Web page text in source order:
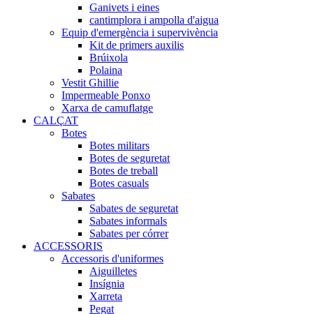
Ganivets i eines
cantimplora i ampolla d'aigua
Equip d'emergència i supervivència
Kit de primers auxilis
Brúixola
Polaina
Vestit Ghillie
Impermeable Ponxo
Xarxa de camuflatge
CALÇAT
Botes
Botes militars
Botes de seguretat
Botes de treball
Botes casuals
Sabates
Sabates de seguretat
Sabates informals
Sabates per córrer
ACCESSORIS
Accessoris d'uniformes
Aiguilletes
Insígnia
Xarreta
Pegat